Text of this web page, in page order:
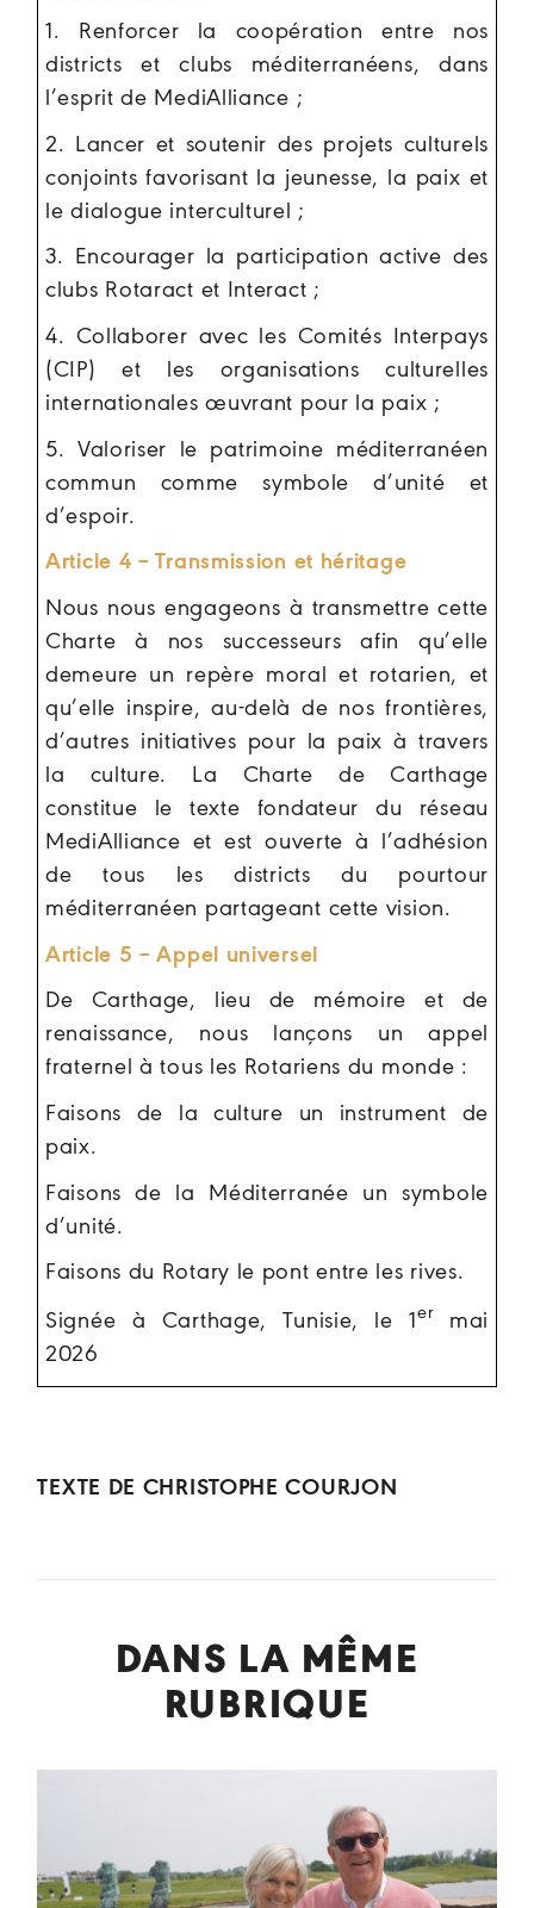
1. Renforcer la coopération entre nos
districts et clubs méditerranéens, dans
l’esprit de MediAlliance ;
2. Lancer et soutenir des projets culturels
conjoints favorisant la jeunesse, la paix et
le dialogue interculturel ;
3. Encourager la participation active des
clubs Rotaract et Interact ;
4. Collaborer avec les Comités Interpays
(CIP) et les organisations culturelles
internationales œuvrant pour la paix ;
5. Valoriser le patrimoine méditerranéen
commun comme symbole d’unité et
d’espoir.
Article 4 – Transmission et héritage
Nous nous engageons à transmettre cette
Charte à nos successeurs afin qu’elle
demeure un repère moral et rotarien, et
qu’elle inspire, au-delà de nos frontières,
d’autres initiatives pour la paix à travers
la culture. La Charte de Carthage
constitue le texte fondateur du réseau
MediAlliance et est ouverte à l’adhésion
de tous les districts du pourtour
méditerranéen partageant cette vision.
Article 5 – Appel universel
De Carthage, lieu de mémoire et de
renaissance, nous lançons un appel
fraternel à tous les Rotariens du monde :
Faisons de la culture un instrument de
paix.
Faisons de la Méditerranée un symbole
d’unité.
Faisons du Rotary le pont entre les rives.
Signée à Carthage, Tunisie, le 1er mai
2026
TEXTE DE CHRISTOPHE COURJON
DANS LA MÊME
RUBRIQUE